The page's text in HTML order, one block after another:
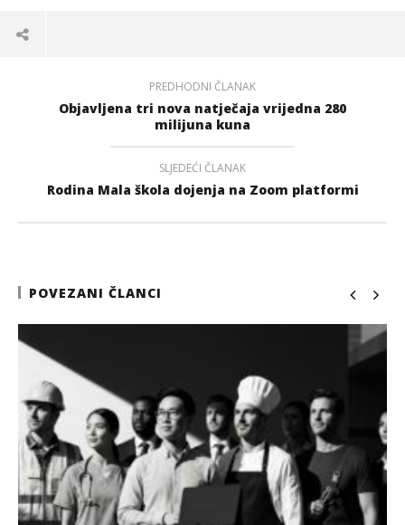
PREDHODNI ČLANAK
Objavljena tri nova natječaja vrijedna 280
milijuna kuna
SLJEDEĆI ČLANAK
Rodina Mala škola dojenja na Zoom platformi
POVEZANI ČLANCI